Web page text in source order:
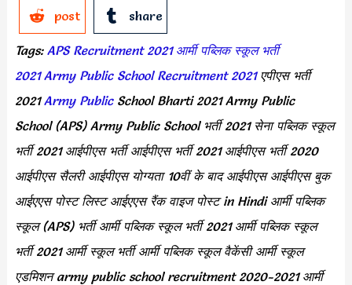
post share
Tags: APS Recruitment 2021आर्मी पब्लिक स्कूल भर्ती
2021 Army Public School Recruitment 2021एपीएस भर्ती
2021Army PublicSchool Bharti 2021 Army Public
School (APS) Army Public School भर्ती 2021 सेना पब्लिक स्कूल
भर्ती 2021 आईपीएस भर्ती आईपीएस भर्ती 2021 आईपीएस भर्ती 2020
आईपीएस सैलरी आईपीएस योग्यता 10वीं के बाद आईपीएस आईपीएस बुक
आईएएस पोस्ट लिस्ट आईएएस रैंक वाइज पोस्ट in Hindi आर्मी पब्लिक
स्कूल (APS) भर्ती आर्मी पब्लिक स्कूल भर्ती 2021 आर्मी पब्लिक स्कूल
भर्ती 2021 आर्मी स्कूल भर्ती आर्मी पब्लिक स्कूल वैकेंसी आर्मी स्कूल
एडमिशन army public school recruitment 2020-2021 आर्मी